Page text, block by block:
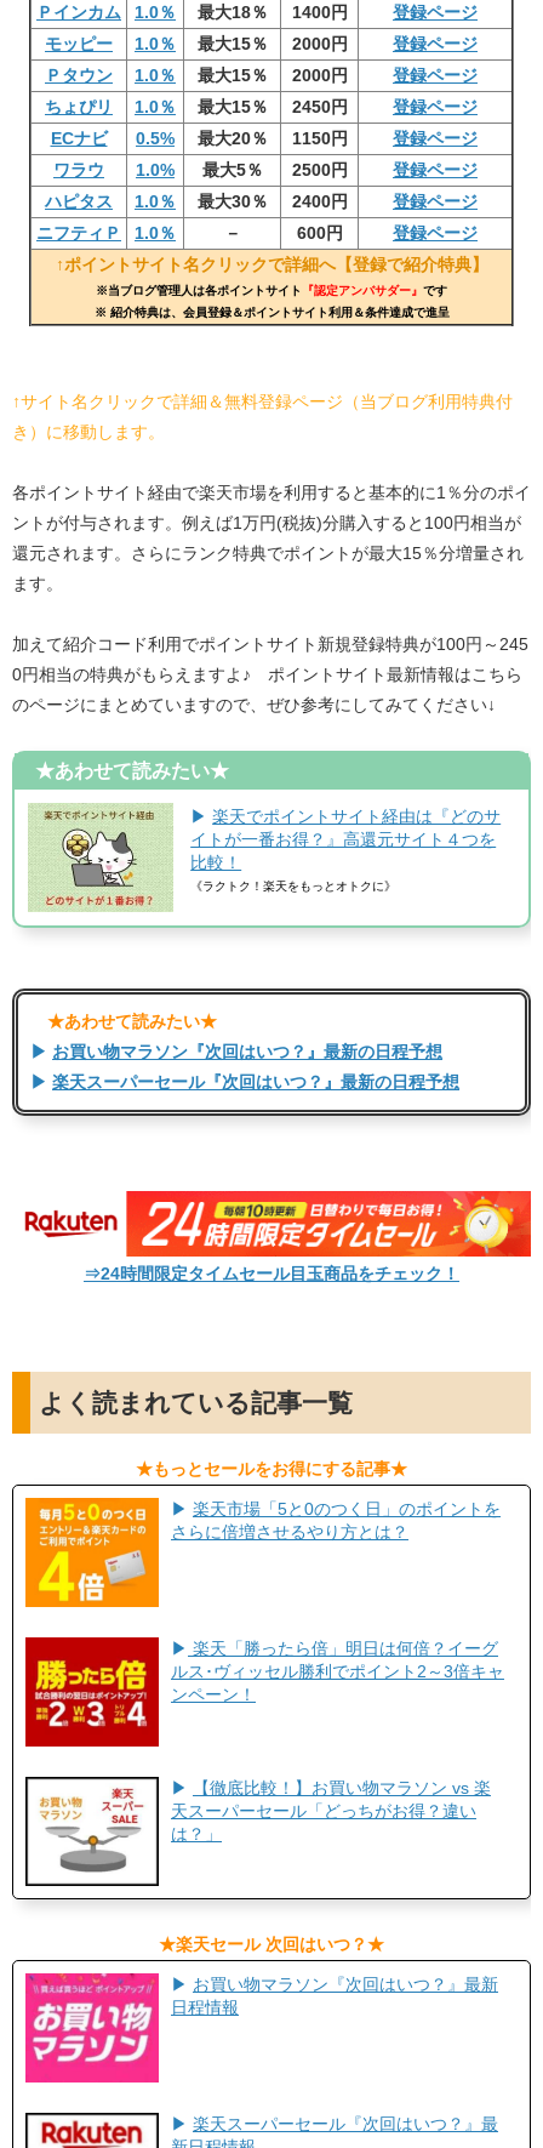
Ｐインカム
1.0％ 最大18％ 1400円
登録ページ
モッピー
1.0％ 最大15％ 2000円
登録ページ
Ｐタウン
1.0％ 最大15％ 2000円
登録ページ
ちょぴリ
1.0％ 最大15％ 2450円
登録ページ
ECナビ
0.5% 最大20％ 1150円
登録ページ
ワラウ
1.0% 最大5％ 2500円
登録ページ
ハピタス
1.0％ 最大30％ 2400円
登録ページ
ニフティＰ
1.0％ － 600円
登録ページ
↑ポイントサイト名クリックで詳細へ【登録で紹介特典】
※当ブログ管理人は各ポイントサイト 『認定アンバサダー』 です
※ 紹介特典は、会員登録＆ポイントサイト利用＆条件達成で進呈
↑サイト名クリックで詳細＆無料登録ページ（当ブログ利用特典付
き）に移動します。
各ポイントサイト経由で楽天市場を利用すると基本的に1％分のポイ
ントが付与されます。例えば1万円(税抜)分購入すると100円相当が
還元されます。さらにランク特典でポイントが最大15％分増量され
ます。
加えて紹介コード利用でポイントサイト新規登録特典が100円～245
0円相当の特典がもらえますよ♪ ポイントサイト最新情報はこちら
のページにまとめていますので、ぜひ参考にしてみてください↓
★あわせて読みたい★
▶楽天でポイントサイト経由は『どのサ
イトが一番お得？』高還元サイト４つを
比較！
《ラクトク！楽天をもっとオトクに》
​★あわせて読みたい★​
▶ お買い物マラソン『次回はいつ？』最新の日程予想
▶ 楽天スーパーセール『次回はいつ？』最新の日程予想
⇒24時間限定タイムセール目玉商品をチェック！
よく読まれている記事一覧
​★もっとセールをお得にする記事★​
▶ 楽天市場「5と0のつく日」のポイントを
さらに倍増させるやり方とは？
▶ 楽天「勝ったら倍」明日は何倍？イーグ
ルス･ヴィッセル勝利でポイント2～3倍キャ
ンペーン！
▶
【徹底比較！】お買い物マラソン vs 楽
天スーパーセール「どっちがお得？違い
は？」
​★楽天セール 次回はいつ？★​
▶ お買い物マラソン『次回はいつ？』最新
日程情報
▶ 楽天スーパーセール『次回はいつ？』最